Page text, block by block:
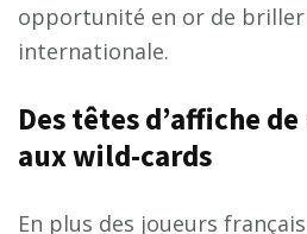
opportunité en or de briller
internationale.
Des têtes d’affiche
aux wild-cards
En plus des joueurs